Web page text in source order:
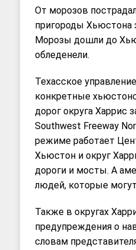
От морозов
пригороды Хьюстона
Морозы дошли до
обледенели.
Техасское
конкретные
дорог округа Харрис
Southwest Freeway
режиме работает
Хьюстон и округ
дороги и мосты. А
людей, которые
Также в округах
предупреждения о
словам